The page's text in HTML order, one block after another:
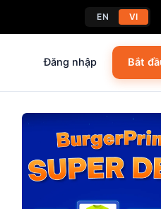
EN VI
Đăng nhập Bắt